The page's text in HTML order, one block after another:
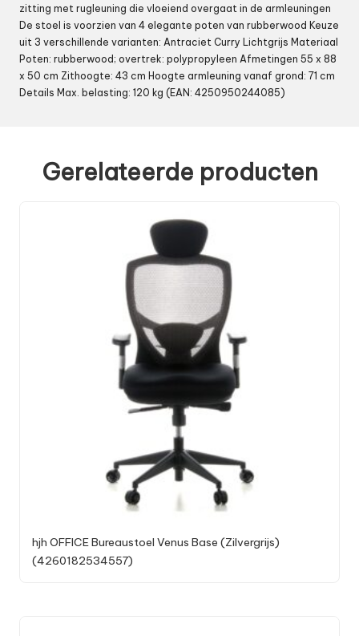
zitting met rugleuning die vloeiend overgaat in de armleuningen
De stoel is voorzien van 4 elegante poten van rubberwood Keuze
uit 3 verschillende varianten: Antraciet Curry Lichtgrijs Materiaal
Poten: rubberwood; overtrek: polypropyleen Afmetingen 55 x 88
x 50 cm Zithoogte: 43 cm Hoogte armleuning vanaf grond: 71 cm
Details Max. belasting: 120 kg (EAN: 4250950244085)
Gerelateerde producten
hjh OFFICE Bureaustoel Venus Base (Zilvergrijs)
(4260182534557)